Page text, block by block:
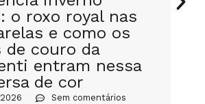
o roxo royal nas
e como os
de couro da
entram nessa
de cor
Sem comentários